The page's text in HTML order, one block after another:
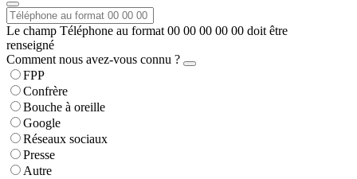
Le champ Téléphone au format 00 00 00 00 00 doit être
renseigné
Comment nous avez-vous connu ?
FPP
Confrère
Bouche à oreille
Google
Réseaux sociaux
Presse
Autre